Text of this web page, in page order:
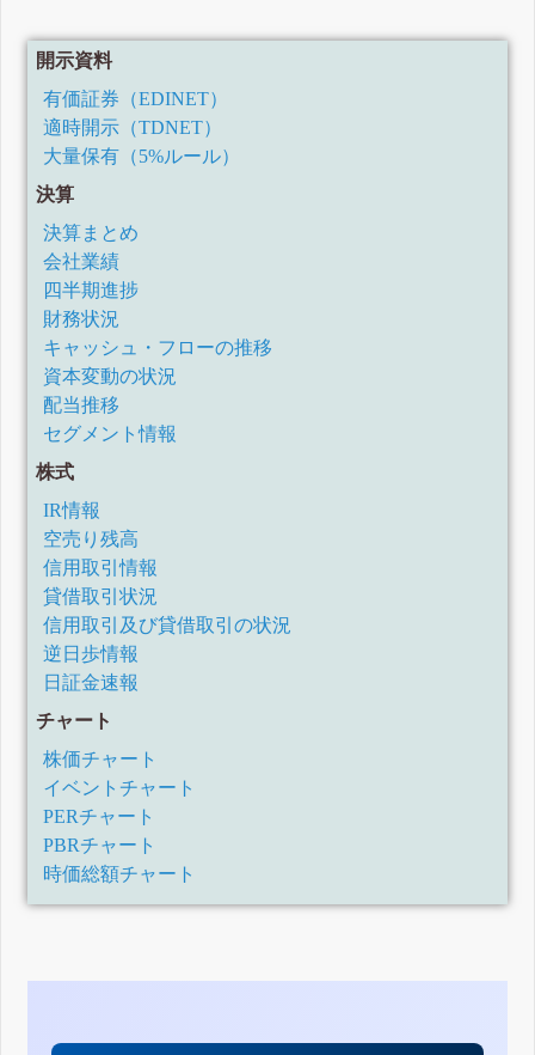
開示資料
有価証券（EDINET）
適時開示（TDNET）
大量保有（5%ルール）
決算
決算まとめ
会社業績
四半期進捗
財務状況
キャッシュ・フローの推移
資本変動の状況
配当推移
セグメント情報
株式
IR情報
空売り残高
信用取引情報
貸借取引状況
信用取引及び貸借取引の状況
逆日歩情報
日証金速報
チャート
株価チャート
イベントチャート
PERチャート
PBRチャート
時価総額チャート